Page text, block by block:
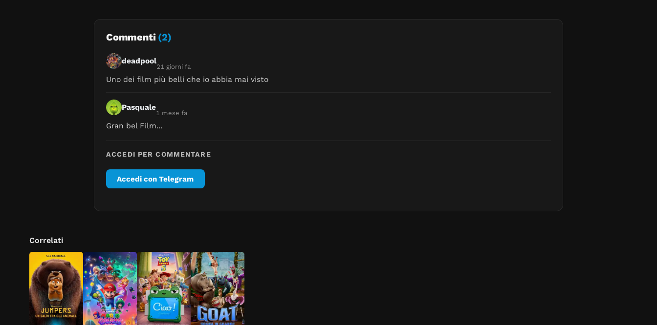
Commenti (2)
deadpool
21 giorni fa
Uno dei film più belli che io abbia mai visto
Pasquale
1 mese fa
Gran bel Film...
ACCEDI PER COMMENTARE
Accedi con Telegram
Correlati